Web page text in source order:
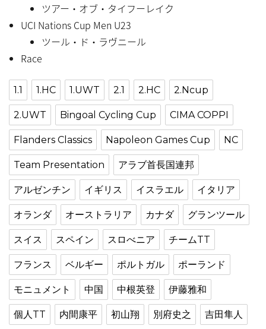
ツアー・オブ・タイフーレイク
UCI Nations Cup Men U23
ツール・ド・ラヴニール
Race
1.1 1.HC 1.UWT 2.1 2.HC 2.Ncup
2.UWT Bingoal Cycling Cup CIMA COPPI
Flanders Classics Napoleon Games Cup NC
Team Presentation アラブ首長国連邦
アルゼンチン イギリス イスラエル イタリア
オランダ オーストラリア カナダ グランツール
スイス スペイン スロべニア チームTT
フランス ベルギー ポルトガル ポーランド
モニュメント 中国 中根英登 伊藤雅和
個人TT 内間康平 初山翔 別府史之 吉田隼人